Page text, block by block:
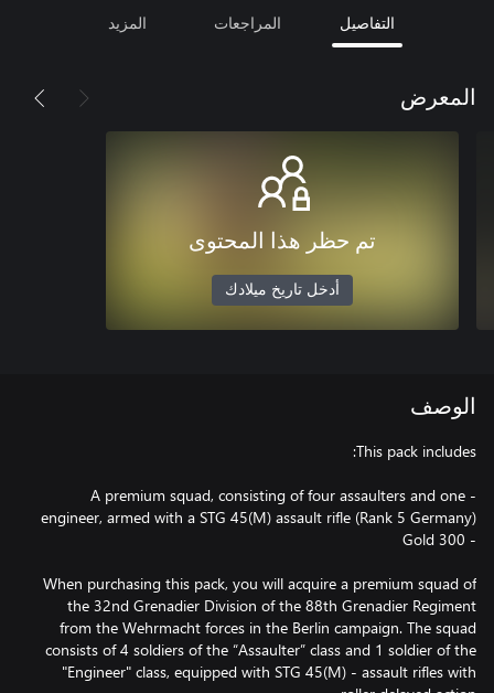
التفاصيل المراجعات المزيد
المعرض
تم حظر هذا المحتوى
أدخل تاريخ ميلادك
الوصف
- A premium squad, consisting of four assaulters and one
When purchasing this pack, you will acquire a premium squad of
the 32nd Grenadier Division of the 88th Grenadier Regiment
from the Wehrmacht forces in the Berlin campaign. The squad
consists of 4 soldiers of the “Assaulter” class and 1 soldier of the
"Engineer" class, equipped with STG 45(M) - assault rifles with